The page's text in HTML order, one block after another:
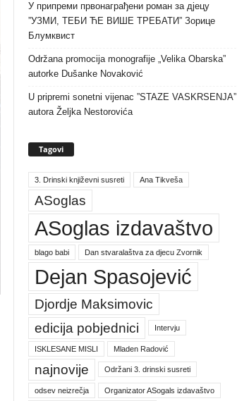
У припреми првонаграђени роман за дјецу
”УЗМИ, ТЕБИ ЋЕ ВИШЕ ТРЕБАТИ” Зорице
Блумквист
Održana promocija monografije „Velika Obarska”
autorke Dušanke Novaković
U pripremi sonetni vijenac ”STAZE VASKRSENJA”
autora Željka Nestorovića
Tagovi
3. Drinski književni susreti Ana Tikveša
ASoglas
ASoglas izdavaštvo
blago babi Dan stvaralaštva za djecu Zvornik
Dejan Spasojević
Djordje Maksimovic
edicija pobjednici
Intervju
ISKLESANE MISLI Mladen Radović
najnovije Održani 3. drinski susreti
odsev neizrečja Organizator ASogals izdavaštvo